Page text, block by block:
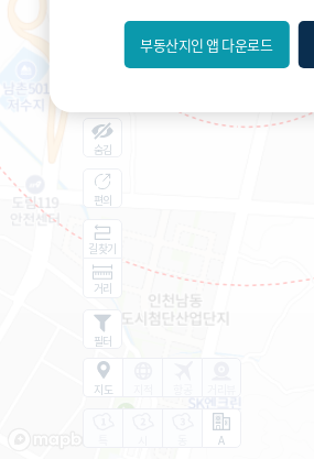
숨김
편의
길찾기
거리
필터
지도
A
부동산지인 앱 다운로드